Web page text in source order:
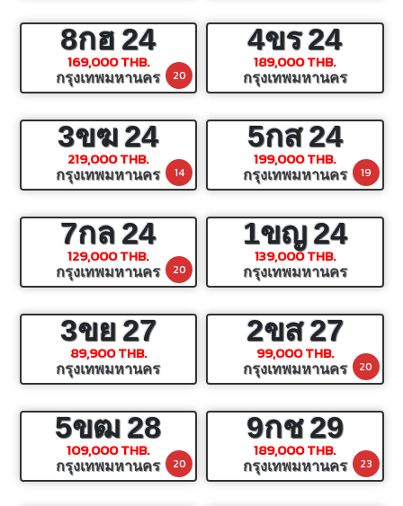
8กฮ24
169,000 THB.
กรุงเทพมหานคร 20
4ขร24
189,000 THB.
กรุงเทพมหานคร
3ขฆ24
219,000 THB.
กรุงเทพมหานคร 14
5กส24
199,000 THB.
กรุงเทพมหานคร 19
7กล24
129,000 THB.
กรุงเทพมหานคร 20
1ขญ24
139,000 THB.
กรุงเทพมหานคร
3ขย27
89,900 THB.
กรุงเทพมหานคร
2ขส27
99,000 THB.
กรุงเทพมหานคร 20
5ขฒ28
109,000 THB.
กรุงเทพมหานคร 20
9กช29
189,000 THB.
กรุงเทพมหานคร 23